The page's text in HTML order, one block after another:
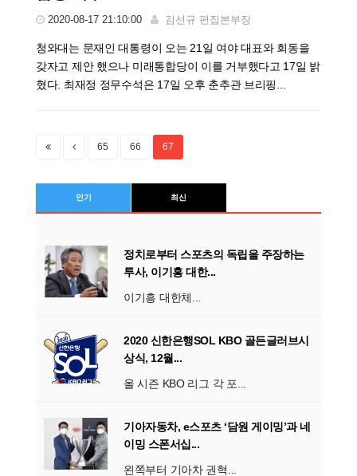
2020-08-17 21:10:00 김선규 편집본부장
청와대는 문재인 대통령이 오는 21일 여야 대표와 회동을
갖자고 제안 했으나 미래통합당이 이를 거부했다고 17일 밝
혔다. 최재정 정무수석은 17일 오후 춘추관 브리핑...
65 66 67
인기 최신
정치로부터 스포츠의 독립을 주장하는
투사, 이기흥 대한...
이기흥 대한체...
2020 신한은행SOL KBO 골든글러브시
상식, 12월...
올 시즌 KBO 리그 각 포...
기아자동차, e스포츠 ‘담원 게이밍’과 네
이밍 스폰서십...
왼쪽부터 기아차 권혁...